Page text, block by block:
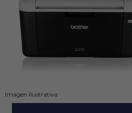
Imagen Ilustrativa